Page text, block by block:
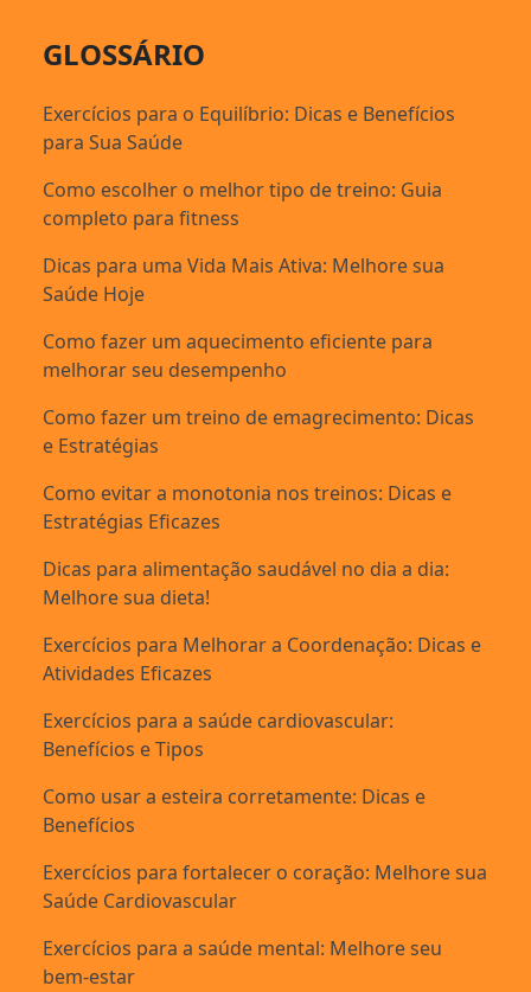
GLOSSÁRIO
Exercícios para o Equilíbrio: Dicas e Benefícios
para Sua Saúde
Como escolher o melhor tipo de treino: Guia
completo para fitness
Dicas para uma Vida Mais Ativa: Melhore sua
Saúde Hoje
Como fazer um aquecimento eficiente para
melhorar seu desempenho
Como fazer um treino de emagrecimento: Dicas
e Estratégias
Como evitar a monotonia nos treinos: Dicas e
Estratégias Eficazes
Dicas para alimentação saudável no dia a dia:
Melhore sua dieta!
Exercícios para Melhorar a Coordenação: Dicas e
Atividades Eficazes
Exercícios para a saúde cardiovascular:
Benefícios e Tipos
Como usar a esteira corretamente: Dicas e
Benefícios
Exercícios para fortalecer o coração: Melhore sua
Saúde Cardiovascular
Exercícios para a saúde mental: Melhore seu
bem-estar